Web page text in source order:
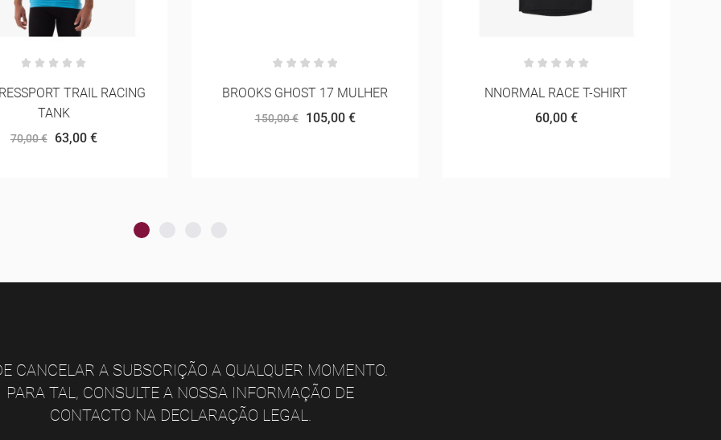
GHOST 17 MULHER
150,00 € 105,00 €
NNORMAL RACE T-SHIRT
60,00 €
HOKA RINCON 4
130,00 € 78,00 €
CANCELAR A SUBSCRIÇÃO A QUALQUER MOMENTO.
PARA TAL, CONSULTE A NOSSA INFORMAÇÃO DE
CONTACTO NA DECLARAÇÃO LEGAL.